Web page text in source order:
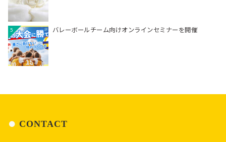
5 バレーボールチーム向けオンラインセミナーを開催
CONTACT